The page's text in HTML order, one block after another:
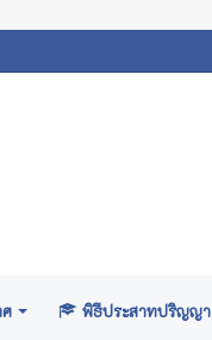
๑ (ครั้งที่ ๒/๒๕๖๙)
ศ พิธีประสาทปริญญา